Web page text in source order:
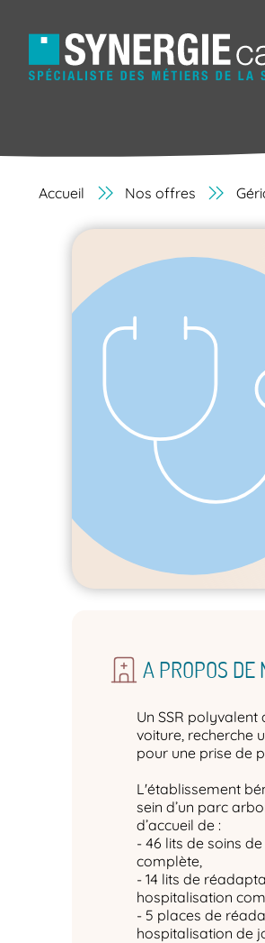
Accueil Nos offres
A PROPOS DE
Un SSR polyvalent
voiture, recherche
pour une prise de
L'établissement
sein d’un parc
d’accueil de :
- 46 lits de soins
complète,
- 14 lits de
hospitalisation
- 5 places de
hospitalisation de